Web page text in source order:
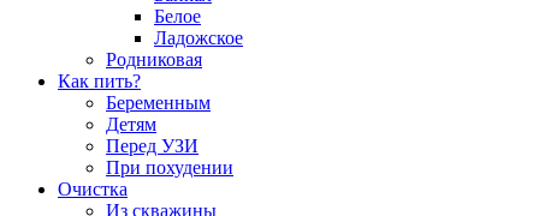
Белое
Ладожское
Родниковая
Как пить?
Беременным
Детям
Перед УЗИ
При похудении
Очистка
Из скважины